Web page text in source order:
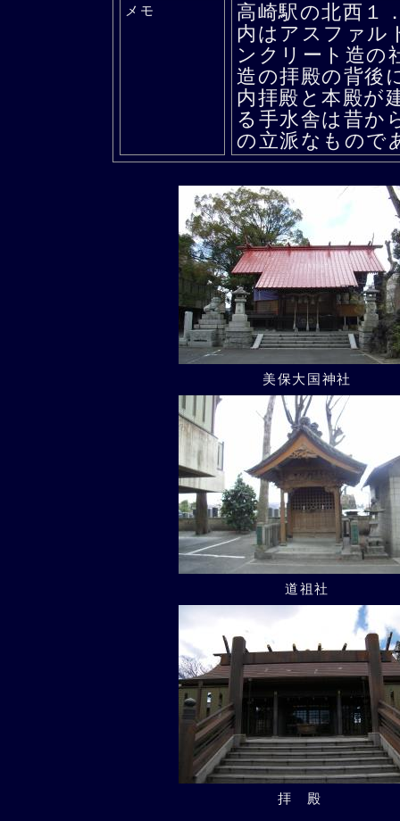
メモ
高崎駅の北西１
内はアスファル
ンクリート造の
造の拝殿の背後
内拝殿と本殿が
る手水舎は昔か
の立派なもので
美保大国神社
道祖社
拝殿